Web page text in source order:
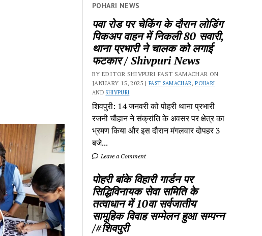
POHARI NEWS
पवा रोड पर चेकिंग के दौरान लोडिंग
पिकअप वाहन में निकली 80 सवारी,
थाना प्रभारी ने चालक को लगाई
फटकार / Shivpuri News
BY EDITOR SHIVPURI FAST SAMACHAR ON
JANUARY 15, 2025 | FAST SAMACHAR,POHARI
AND SHIVPURI
शिवपुरी: 14 जनवरी को पोहरी थाना प्रभारी
रजनी चौहान ने संक्रांति के अवसर पर क्षेत्र का
भ्रमण किया और इस दौरान मंगलवार दोपहर 3
बजे...
Leave a Comment
पोहरी बांके विहारी गार्डन पर
सिद्धिविनायक सेवा समिति के
तत्वाधान में 10वा सर्वजातीय
सामूहिक विवाह सम्मेलन हुआ सम्पन्न
/#शिवपुरी